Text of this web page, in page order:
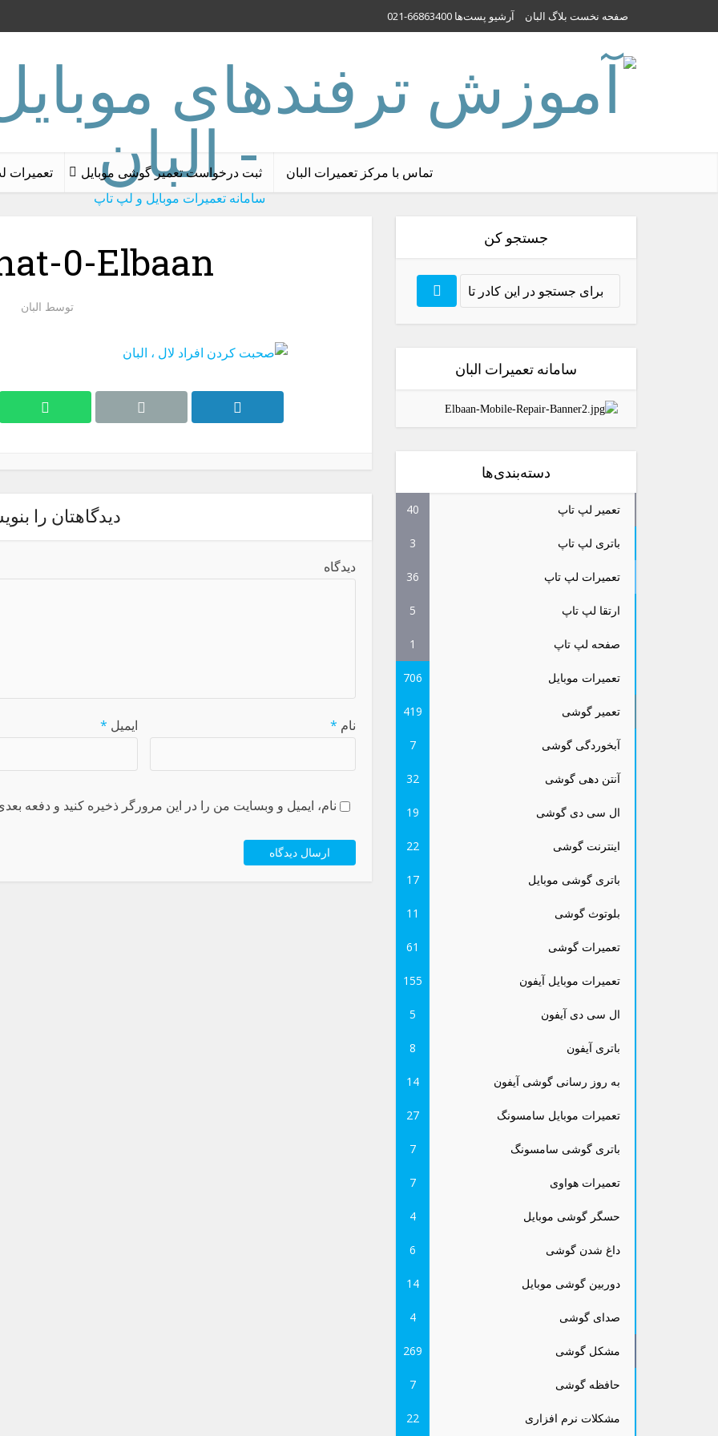
صفحه نخست بلاگ البان آرشیو پست‌ها 021-66863400
سامانه تعمیرات موبایل و لپ تاپ
تماس با مرکز تعمیرات البان ثبت درخواست تعمیر گوشی موبایل تعمیرات
0-Elbaan
توسط البان
دیدگاهتان را
دیدگاه
نام * ایمیل *
نام، ایمیل و وبسایت من را در این مرورگر ذخیره کنید و دفعه
جستجو کن
سامانه تعمیرات البان
دسته‌بندی‌ها
تعمیر لپ تاپ 40
باتری لپ تاپ 3
تعمیرات لپ تاپ 36
ارتقا لپ تاپ 5
صفحه لپ تاپ 1
تعمیرات موبایل 706
تعمیر گوشی 419
آبخوردگی گوشی 7
آنتن دهی گوشی 32
ال سی دی گوشی 19
اینترنت گوشی 22
باتری گوشی موبایل 17
بلوتوث گوشی 11
تعمیرات گوشی 61
تعمیرات موبایل آیفون 155
ال سی دی آیفون 5
باتری آیفون 8
به روز رسانی گوشی آیفون 14
تعمیرات موبایل سامسونگ 27
باتری گوشی سامسونگ 7
تعمیرات هواوی 7
حسگر گوشی موبایل 4
داغ شدن گوشی 6
دوربین گوشی موبایل 14
صدای گوشی 4
مشکل گوشی 269
حافظه گوشی 7
مشکلات نرم افزاری 22